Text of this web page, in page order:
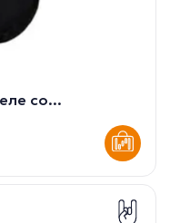
со...